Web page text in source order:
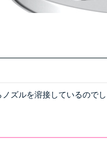
ズルを溶接しているので